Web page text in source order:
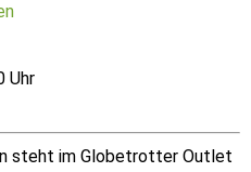
Uhr
steht im Globetrotter Outlet